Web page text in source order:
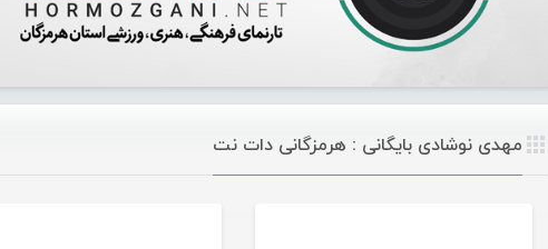
مهدی نوشادی بایگانی : هرمزگانی دات نت